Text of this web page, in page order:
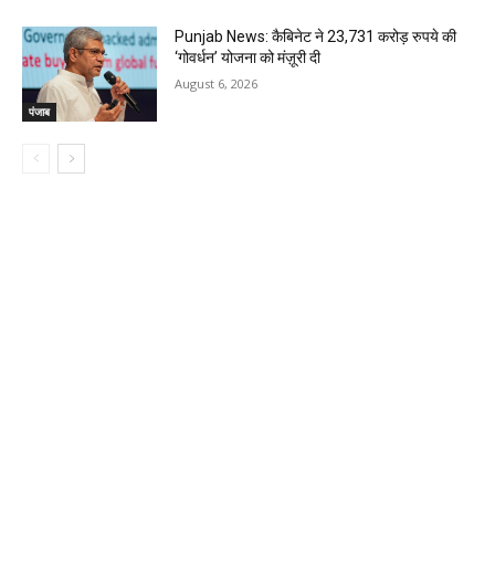
पंजाब
Punjab News: कैबिनेट ने 23,731 करोड़ रुपये की
‘गोवर्धन’ योजना को मंज़ूरी दी
August 6, 2026